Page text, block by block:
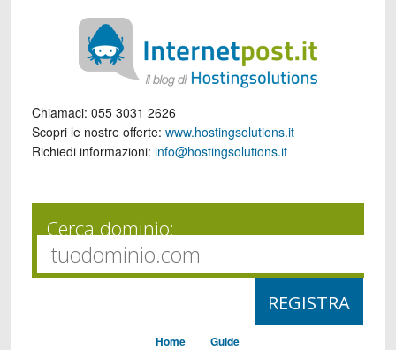
Chiamaci: 055 3031 2626
Scopri le nostre offerte: www.hostingsolutions.it
Richiedi informazioni: info@hostingsolutions.it
Cerca dominio:
Home Guide